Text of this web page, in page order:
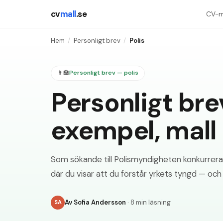
cvmall.se CV-
Hem / Personligt brev / Polis
👩‍🏫Personligt brev — polis
Personligt
exempel,
Som sökande till Polismyndigheten
där du visar att du förstår yrkets tyngd —
SA Av Sofia Andersson · 8 min läsning